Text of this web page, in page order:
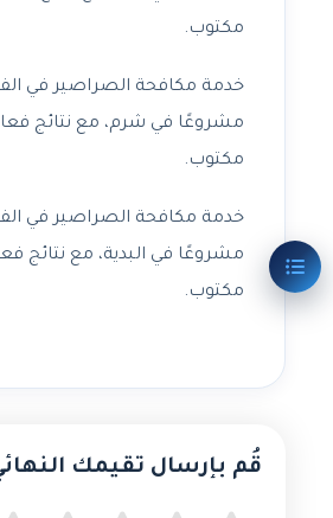
مكتوب.
خدمة مكافحة الصراصير في
مشروعًا في شرم، مع نتائج
مكتوب.
خدمة مكافحة الصراصير في
مشروعًا في البدية، مع نتائج
مكتوب.
قُم بإرسال تقيمك